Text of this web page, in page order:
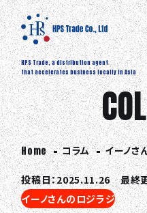
HPS Trade, a distribution agent
that accelerates business locally in Asia
Home コラム イーノさ
投稿日：2025.11.26 最終
イーノさんのロジラジ